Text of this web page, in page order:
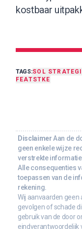
kostbaar
TAGS:SOL
FEATSTKE
Disclaimer Aan de
geen enkele wijze
verstrekte
Alle consequenties
toepassen van de
rekening.
Wij aanvaarden geen
gevolgen of schade
gebruik van de door
eindverantwoordelijk